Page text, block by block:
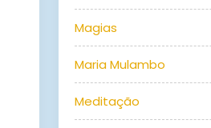
Magias
Maria Mulambo
Meditação